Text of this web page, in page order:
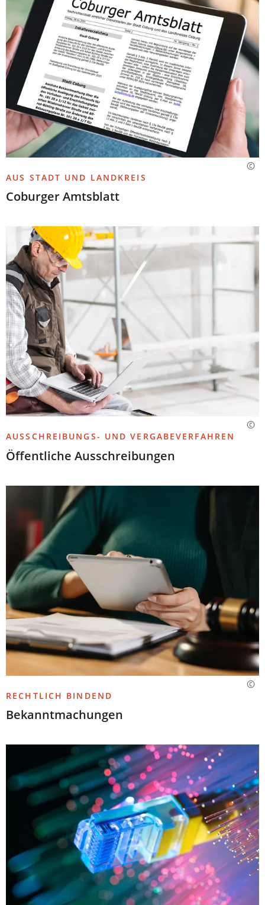
AUS STADT UND LANDKREIS
Coburger Amtsblatt
AUSSCHREIBUNGS- UND VERGABEVERFAHREN
Öffentliche Ausschreibungen
RECHTLICH BINDEND
Bekanntmachungen